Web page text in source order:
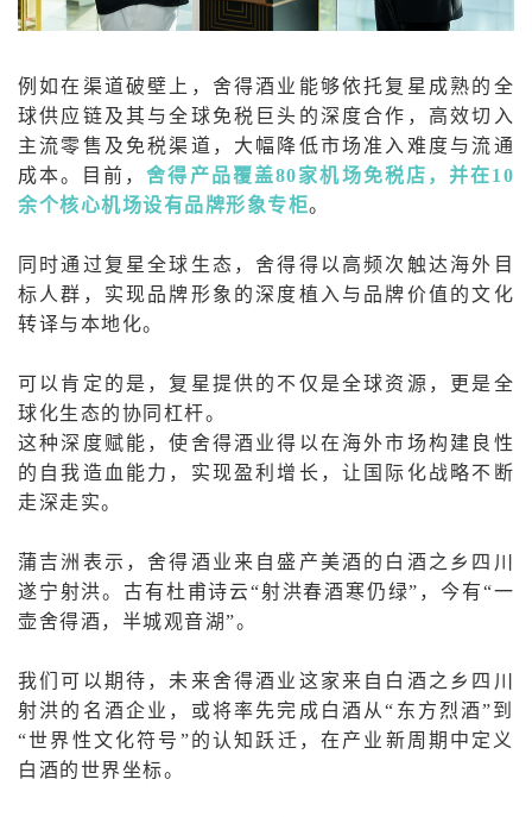
例如在渠道破壁上，舍得酒业能够依托复星成熟的全
球供应链及其与全球免税巨头的深度合作，高效切入
主流零售及免税渠道，大幅降低市场准入难度与流通
成本。目前，舍得产品覆盖80家机场免税店，并在10
余个核心机场设有品牌形象专柜。
同时通过复星全球生态，舍得得以高频次触达海外目
标人群，实现品牌形象的深度植入与品牌价值的文化
转译与本地化。
可以肯定的是，复星提供的不仅是全球资源，更是全
球化生态的协同杠杆。
这种深度赋能，使舍得酒业得以在海外市场构建良性
的自我造血能力，实现盈利增长，让国际化战略不断
走深走实。
蒲吉洲表示，舍得酒业来自盛产美酒的白酒之乡四川
遂宁射洪。古有杜甫诗云“射洪春酒寒仍绿”，今有“一
壶舍得酒，半城观音湖”。
我们可以期待，未来舍得酒业这家来自白酒之乡四川
射洪的名酒企业，或将率先完成白酒从“东方烈酒”到
“世界性文化符号”的认知跃迁，在产业新周期中定义
白酒的世界坐标。